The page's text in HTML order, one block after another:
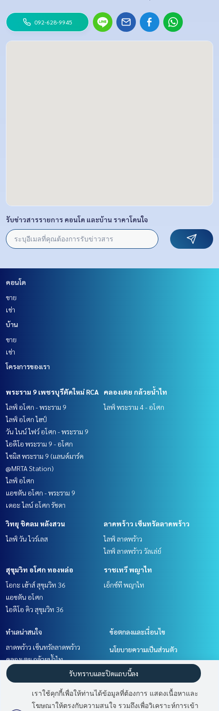
092-628-9945
รับข่าวสารรายการ คอนโด และบ้าน ราคาโดนใจ
คอนโด
ขาย
เช่า
บ้าน
ขาย
เช่า
โครงการของเรา
พระราม 9 เพชรบุรีตัดใหม่ RCA
ไลฟ์ อโศก - พระราม 9
ไลฟ์ อโศก ไฮป์
วัน ไนน์ ไฟว์ อโศก - พระราม 9
ไอดีโอ พระราม 9 - อโศก
ไซมิส พระราม 9 (แลนด์มาร์ค
@MRTA Station)
ไลฟ์ อโศก
แอชตัน อโศก - พระราม 9
เดอะ ไลน์ อโศก รัชดา
คลองเตย กล้วยน้ำไท
ไลฟ์ พระราม 4 - อโศก
วิทยุ ชิดลม หลังสวน
ไลฟ์ วัน ไวร์เลส
ลาดพร้าว เซ็นทรัลลาดพร้าว
ไลฟ์ ลาดพร้าว
ไลฟ์ ลาดพร้าว วัลเล่ย์
สุขุมวิท อโศก ทองหล่อ
โอกะ เฮ้าส์ สุขุมวิท 36
แอชตัน อโศก
ไอดีโอ คิว สุขุมวิท 36
ราชเทวี พญาไท
เอ็กซ์ที พญาไท
ทำเลน่าสนใจ
ลาดพร้าว เซ็นทรัลลาดพร้าว
คลองเตย กล้วยน้ำไท
ราชเทวี พญาไท
พระราม 9 เพชรบุรีตัดใหม่ RCA
สุขุมวิท อโศก ทองหล่อ
วิทยุ ชิดลม หลังสวน
ข้อตกลงและเงื่อนไข
นโยบายความเป็นส่วนตัว
เกี่ยวกับเรา
วิธีการฝากขาย-เช่า
ติดต่อ
เราใช้คุกกี้เพื่อให้ท่านได้ข้อมูลที่ต้องการ แสดงเนื้อหาและ
โฆษณาให้ตรงกับความสนใจ รวมถึงเพื่อวิเคราะห์การเข้า
รับทราบและปิดแถบนี้ลง